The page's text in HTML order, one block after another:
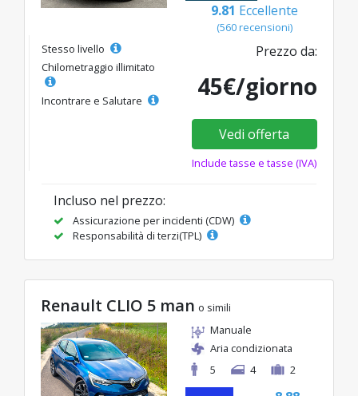
9.81 Eccellente
(560 recensioni)
Stesso livello
Chilometraggio illimitato
Incontrare e Salutare
Prezzo da:
45€/giorno
Vedi offerta
Include tasse e tasse (IVA)
Incluso nel prezzo:
Assicurazione per incidenti (CDW)
Responsabilità di terzi(TPL)
Renault CLIO 5 man o simili
Manuale
Aria condizionata
5
4 2